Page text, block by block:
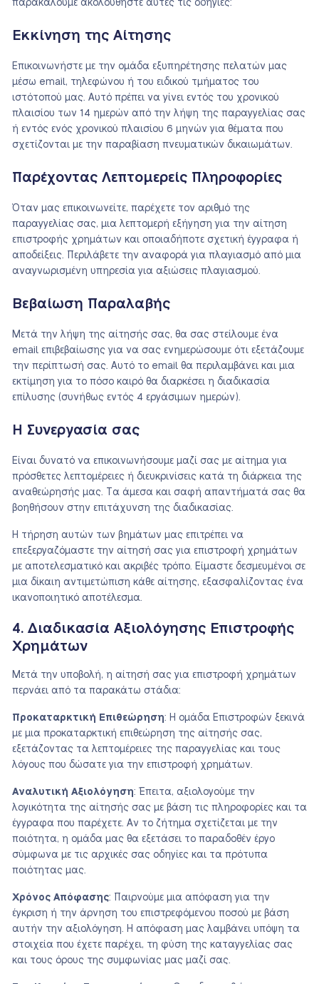
παρακαλούμε ακολουθήστε αυτές τις οδηγίες:
Εκκίνηση της Αίτησης
Επικοινωνήστε με την ομάδα εξυπηρέτησης πελατών μας
μέσω email, τηλεφώνου ή του ειδικού τμήματος του
ιστότοπού μας. Αυτό πρέπει να γίνει εντός του χρονικού
πλαισίου των 14 ημερών από την λήψη της παραγγελίας σας
ή εντός ενός χρονικού πλαισίου 6 μηνών για θέματα που
σχετίζονται με την παραβίαση πνευματικών δικαιωμάτων.
Παρέχοντας Λεπτομερείς Πληροφορίες
Όταν μας επικοινωνείτε, παρέχετε τον αριθμό της
παραγγελίας σας, μια λεπτομερή εξήγηση για την αίτηση
επιστροφής χρημάτων και οποιαδήποτε σχετική έγγραφα ή
αποδείξεις. Περιλάβετε την αναφορά για πλαγιασμό από μια
αναγνωρισμένη υπηρεσία για αξιώσεις πλαγιασμού.
Βεβαίωση Παραλαβής
Μετά την λήψη της αίτησής σας, θα σας στείλουμε ένα
email επιβεβαίωσης για να σας ενημερώσουμε ότι εξετάζουμε
την περίπτωσή σας. Αυτό το email θα περιλαμβάνει και μια
εκτίμηση για το πόσο καιρό θα διαρκέσει η διαδικασία
επίλυσης (συνήθως εντός 4 εργάσιμων ημερών).
Η Συνεργασία σας
Είναι δυνατό να επικοινωνήσουμε μαζί σας με αίτημα για
πρόσθετες λεπτομέρειες ή διευκρινίσεις κατά τη διάρκεια της
αναθεώρησής μας. Τα άμεσα και σαφή απαντήματά σας θα
βοηθήσουν στην επιτάχυνση της διαδικασίας.
Η τήρηση αυτών των βημάτων μας επιτρέπει να
επεξεργαζόμαστε την αίτησή σας για επιστροφή χρημάτων
με αποτελεσματικό και ακριβές τρόπο. Είμαστε δεσμευμένοι σε
μια δίκαιη αντιμετώπιση κάθε αίτησης, εξασφαλίζοντας ένα
ικανοποιητικό αποτέλεσμα.
4. Διαδικασία Αξιολόγησης Επιστροφής
Χρημάτων
Μετά την υποβολή, η αίτησή σας για επιστροφή χρημάτων
περνάει από τα παρακάτω στάδια:
Προκαταρκτική Επιθεώρηση: Η ομάδα Επιστροφών ξεκινά
με μια προκαταρκτική επιθεώρηση της αίτησής σας,
εξετάζοντας τα λεπτομέρειες της παραγγελίας και τους
λόγους που δώσατε για την επιστροφή χρημάτων.
Αναλυτική Αξιολόγηση: Έπειτα, αξιολογούμε την
λογικότητα της αίτησής σας με βάση τις πληροφορίες και τα
έγγραφα που παρέχετε. Αν το ζήτημα σχετίζεται με την
ποιότητα, η ομάδα μας θα εξετάσει το παραδοθέν έργο
σύμφωνα με τις αρχικές σας οδηγίες και τα πρότυπα
ποιότητας μας.
Χρόνος Απόφασης: Παιρνούμε μια απόφαση για την
έγκριση ή την άρνηση του επιστρεφόμενου ποσού με βάση
αυτήν την αξιολόγηση. Η απόφαση μας λαμβάνει υπόψη τα
στοιχεία που έχετε παρέχει, τη φύση της καταγγελίας σας
και τους όρους της συμφωνίας μας μαζί σας.